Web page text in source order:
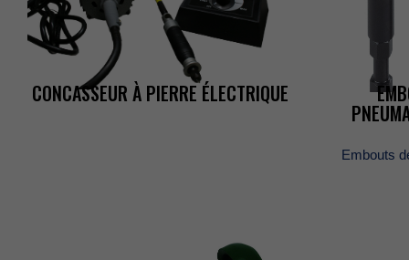
ÉVÈNEMENTS
CARRIÈRES
CONCASSEURÀPIERREÉLECTRIQUE